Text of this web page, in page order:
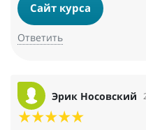
Сайт курса
Ответить
Эрик Носовский